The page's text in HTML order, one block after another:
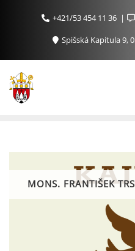
+421/53 454 11 36
Spišská Kapitula 9,
MONS. FRANTIŠEK